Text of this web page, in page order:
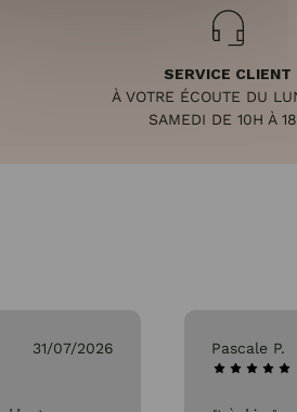
SERVICE CLIENT
À VOTRE ÉCOUTE DU
SAMEDI DE 10H À
31/07/2026 Pascale P.